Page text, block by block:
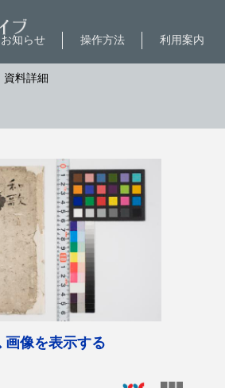
利用案内
操作方法
お知らせ
資料詳細
画像を表示する